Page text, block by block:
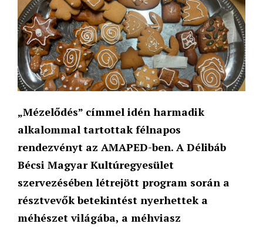
„Mézelődés” címmel idén harmadik
alkalommal tartottak félnapos
rendezvényt az AMAPED-ben. A Délibáb
Bécsi Magyar Kultúregyesület
szervezésében létrejött program során a
résztvevők betekintést nyerhettek a
méhészet világába, a méhviasz